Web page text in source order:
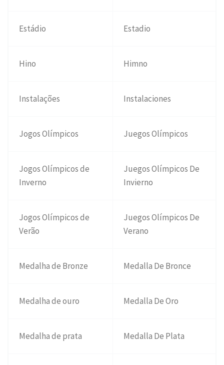
Estádio Estadio
Hino Himno
Instalações Instalaciones
Jogos Olímpicos Juegos Olímpicos
Jogos Olímpicos de
Inverno
Juegos Olímpicos De
Invierno
Jogos Olímpicos de
Verão
Juegos Olímpicos De
Verano
Medalha de Bronze Medalla De Bronce
Medalha de ouro Medalla De Oro
Medalha de prata Medalla De Plata